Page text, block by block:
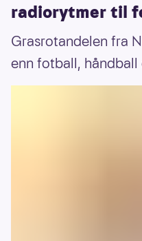
radiorytmer til
Grasrotandelen fra
enn fotball,